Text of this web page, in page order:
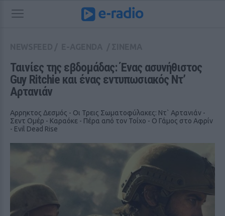
Ταινίες της εβδομάδας: Ένας ασυνήθιστος
Guy Ritchie και ένας εντυπωσιακός Ντ’
Αρτανιάν
Αρρηκτος Δεσμός - Οι Τρεις Σωματοφύλακες: Ντ` Αρτανιάν -
Σεντ Ομέρ - Καραόκε - Πέρα από τον Τοίχο - Ο Γάμος στο Αφρίν
- Evil Dead Rise